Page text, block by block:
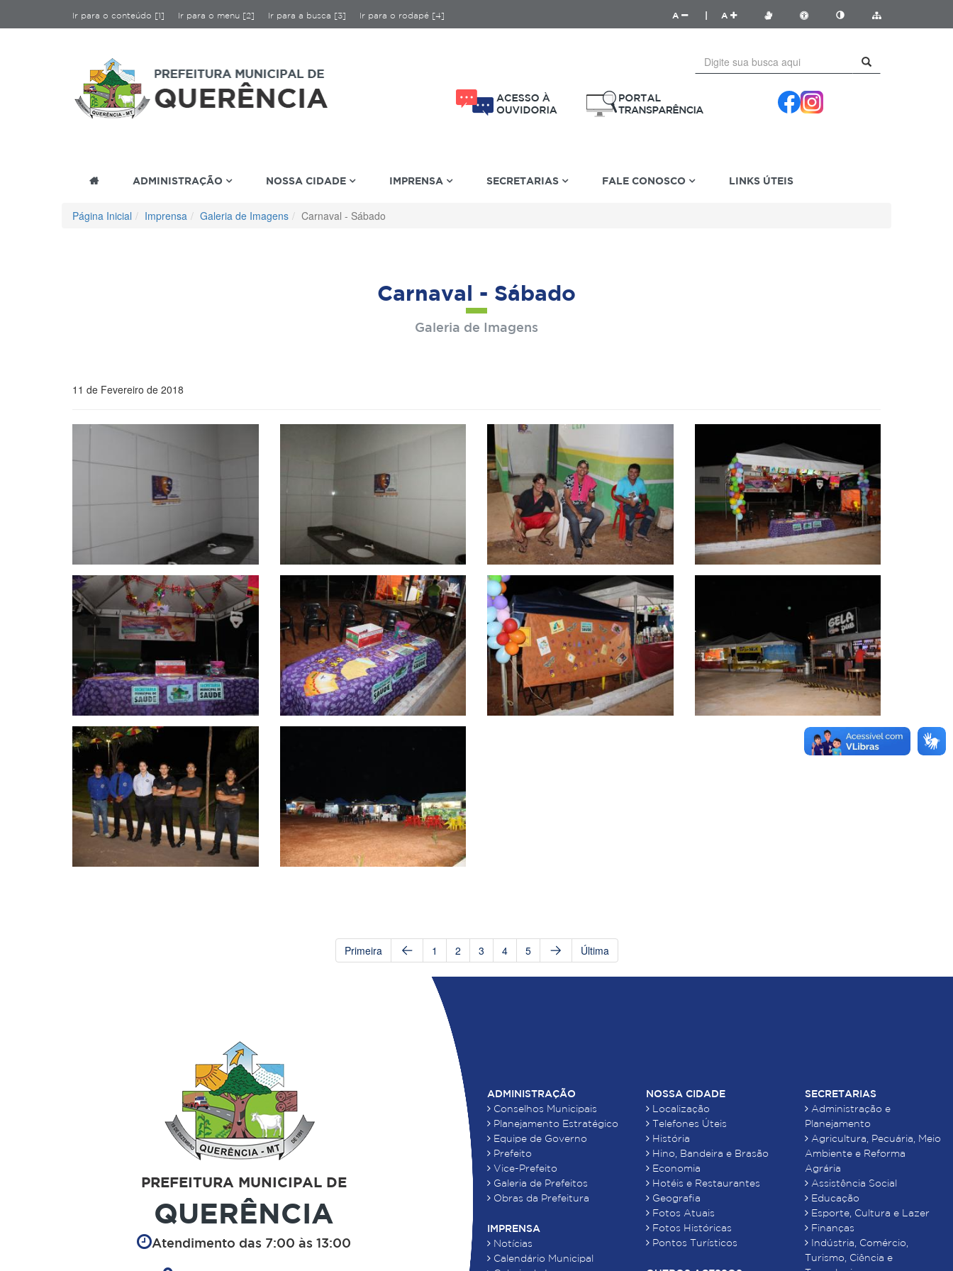
Ir para o conteúdo [1] Ir para o menu [2] Ir para a busca [3] Ir para o rodapé [4] A A
ADMINISTRAÇÃO NOSSA CIDADE IMPRENSA SECRETARIAS FALE CONOSCO LINKS ÚTEIS
Página Inicial Imprensa Galeria de Imagens Carnaval - Sábado
Carnaval - Sábado
Galeria de Imagens
11 de Fevereiro de 2018
Primeira 1 2 3 4 5 Última
PREFEITURA MUNICIPAL DE
QUERÊNCIA
Atendimento das 7:00 às 13:00
ADMINISTRAÇÃO
Conselhos Municipais
Planejamento Estratégico
Equipe de Governo
Prefeito
Vice-Prefeito
Galeria de Prefeitos
Obras da Prefeitura
IMPRENSA
Notícias
Calendário Municipal
NOSSA CIDADE
Localização
Telefones Úteis
História
Hino, Bandeira e Brasão
Economia
Hotéis e Restaurantes
Geografia
Fotos Atuais
Fotos Históricas
Pontos Turísticos
SECRETARIAS
Administração e
Planejamento
Agricultura, Pecuária, Meio
Ambiente e Reforma
Agrária
Assistência Social
Educação
Esporte, Cultura e Lazer
Finanças
Indústria, Comércio,
Turismo, Ciência e